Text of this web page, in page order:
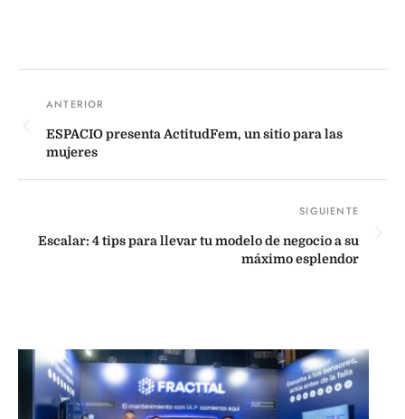
ESPACIO presenta ActitudFem, un sitio para las
mujeres
Escalar: 4 tips para llevar tu modelo de negocio a su
máximo esplendor